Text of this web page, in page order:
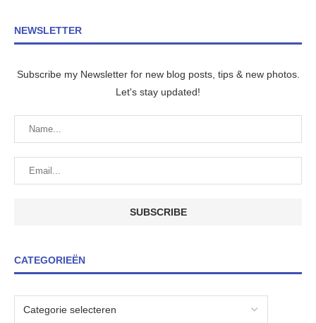
NEWSLETTER
Subscribe my Newsletter for new blog posts, tips & new photos.
Let's stay updated!
CATEGORIEËN